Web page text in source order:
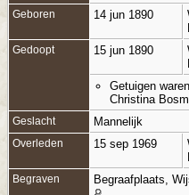
Geboren 14 jun 1890
Gedoopt 15 jun 1890
Getuigen
Christina
Geslacht Mannelijk
Overleden 15 sep 1969
Begraven Begraafplaats,